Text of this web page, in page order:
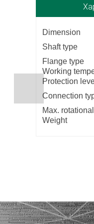
Dimension
Shaft type
Flange type
Working
Protection
Connection
Max.
Weight